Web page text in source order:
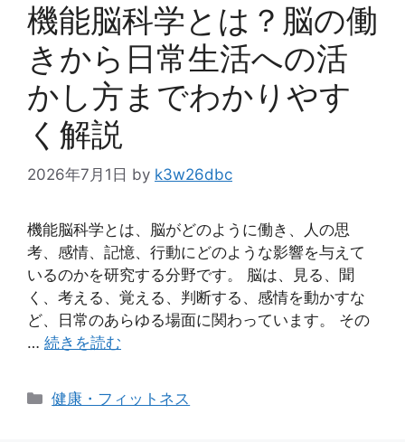
機能脳科学とは？脳の働
きから日常生活への活
かし方までわかりやす
く解説
2026年7月1日 by k3w26dbc
機能脳科学とは、脳がどのように働き、人の思
考、感情、記憶、行動にどのような影響を与えて
いるのかを研究する分野です。 脳は、見る、聞
く、考える、覚える、判断する、感情を動かすな
ど、日常のあらゆる場面に関わっています。 その
… 続きを読む
カ
健康・フィットネス